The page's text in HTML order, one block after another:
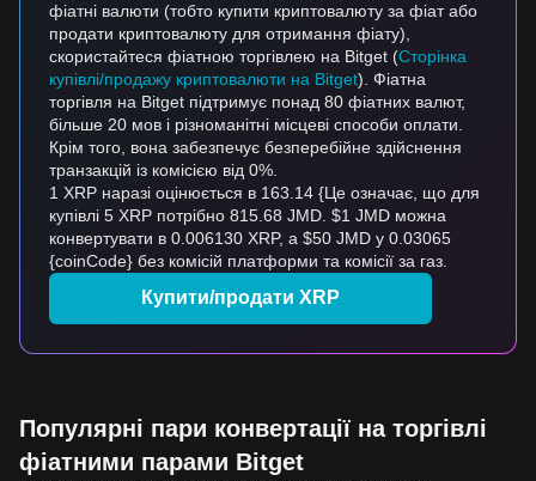
фіатні валюти (тобто купити криптовалюту за фіат або
продати криптовалюту для отримання фіату),
скористайтеся фіатною торгівлею на Bitget (Сторінка
купівлі/продажу криптовалюти на Bitget). Фіатна
торгівля на Bitget підтримує понад 80 фіатних валют,
більше 20 мов і різноманітні місцеві способи оплати.
Крім того, вона забезпечує безперебійне здійснення
транзакцій із комісією від 0%.
1 XRP наразі оцінюється в 163.14 {Це означає, що для
купівлі 5 XRP потрібно 815.68 JMD. $1 JMD можна
конвертувати в 0.006130 XRP, а $50 JMD у 0.03065
{coinCode} без комісій платформи та комісії за газ.
Купити/продати XRP
Популярні пари конвертації на торгівлі
фіатними парами Bitget